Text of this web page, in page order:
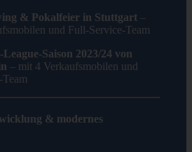
& Pokalfeier in Stuttgart –
und Full-Service-Team
Saison 2023/24 von
– mit 4 Verkaufsmobilen und
& modernes